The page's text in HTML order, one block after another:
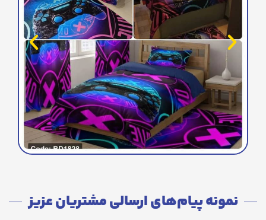
نمونه پیام‌های ارسالی مشتریان عزیز